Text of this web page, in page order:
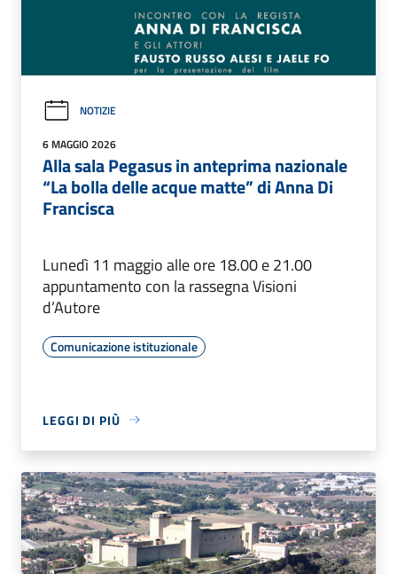
NOTIZIE
6 MAGGIO 2026
Alla sala Pegasus in anteprima nazionale
“La bolla delle acque matte” di Anna Di
Francisca
Lunedì 11 maggio alle ore 18.00 e 21.00
appuntamento con la rassegna Visioni
d’Autore
Comunicazione istituzionale
LEGGI DI PIÙ